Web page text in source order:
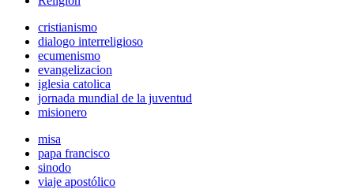
cristianismo
dialogo interreligioso
ecumenismo
evangelizacion
iglesia catolica
jornada mundial de la juventud
misionero
misa
papa francisco
sinodo
viaje apostólico